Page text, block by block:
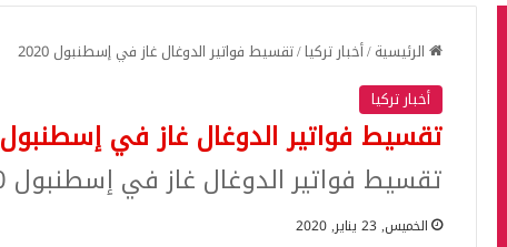
الرئيسية/أخبار تركيا/تقسيط فواتير الدوغال غاز في إسطنبول 2020
أخبار تركيا
تقسيط فواتير الدوغال غاز في إسطنبول 2020
تقسيط فواتير الدوغال غاز في إسطنبول 2020
الخميس, 23 يناير, 2020